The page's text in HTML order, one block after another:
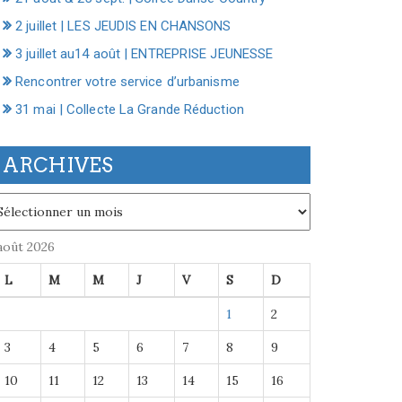
2 juillet | LES JEUDIS EN CHANSONS
3 juillet au14 août | ENTREPRISE JEUNESSE
Rencontrer votre service d’urbanisme
31 mai | Collecte La Grande Réduction
ARCHIVES
2026
L M M J V S D
1 2
3 4 5 6 7 8 9
10 11 12 13 14 15 16